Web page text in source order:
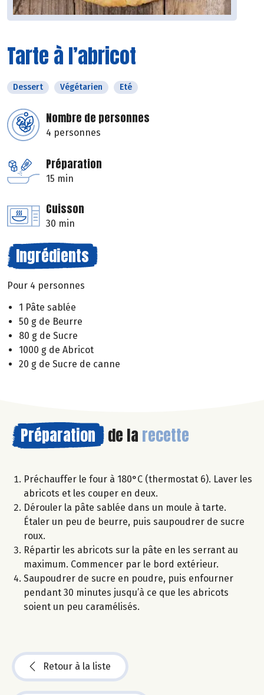
Tarte à l’abricot
Dessert Végétarien Eté
Nombre de personnes
4 personnes
Préparation
15 min
Cuisson
30 min
Ingrédients
Pour 4 personnes
1 Pâte sablée
50 g de Beurre
80 g de Sucre
1000 g de Abricot
20 g de Sucre de canne
Préparation de la recette
Préchauffer le four à 180°C (thermostat 6). Laver les
abricots et les couper en deux.
Dérouler la pâte sablée dans un moule à tarte.
Étaler un peu de beurre, puis saupoudrer de sucre
roux.
Répartir les abricots sur la pâte en les serrant au
maximum. Commencer par le bord extérieur.
Saupoudrer de sucre en poudre, puis enfourner
pendant 30 minutes jusqu’à ce que les abricots
soient un peu caramélisés.
Retour à la liste